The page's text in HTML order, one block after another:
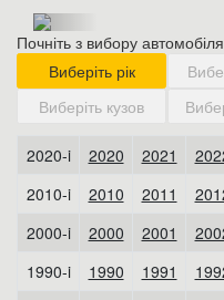
Почніть з вибору автомобіля